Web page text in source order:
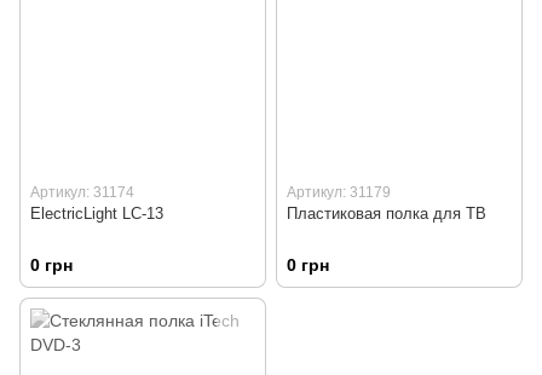
Артикул: 31174
ElectricLight LC-13
0 грн
Артикул: 31179
Пластиковая полка для ТВ
0 грн